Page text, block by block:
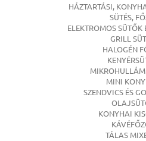
HÁZTARTÁSI,
SÜTÉS,
ELEKTROMOS
GRILL
HALOGÉN
MINI
SZENDVICS ÉS
KONYHAI
TÁLAS